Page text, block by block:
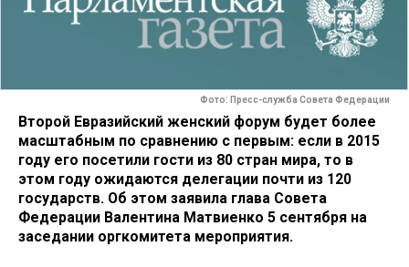
Фото: Пресс-служба Совета Федерации
Второй Евразийский женский форум будет более
масштабным по сравнению с первым: если в 2015
году его посетили гости из 80 стран мира, то в
этом году ожидаются делегации почти из 120
государств. Об этом заявила глава Совета
Федерации Валентина Матвиенко 5 сентября на
заседании оргкомитета мероприятия.